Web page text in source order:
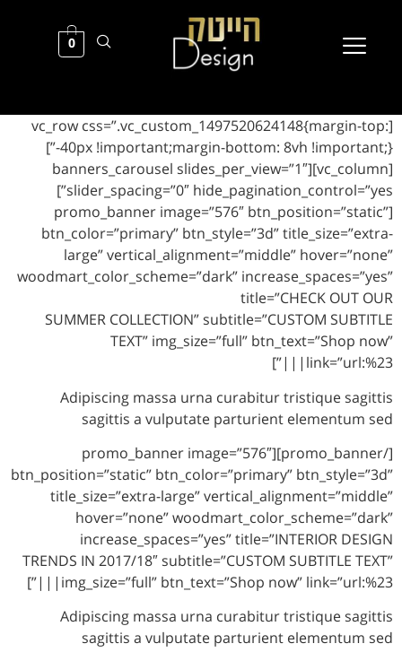
[vc_row
-40px !important;margin-bottom: 8vh !important;}”]
[vc_column][banners_carousel slides_per_view=”1″
slider_spacing=”0″ hide_pagination_control=”yes”]
[promo_banner image=”576″
btn_color=”primary” btn_style=”3d”
large” vertical_alignment=”middle”
woodmart_color_scheme=”dark”
title=”CHECK
SUMMER COLLECTION” subtitle=”CUSTOM
TEXT” img_size=”full”
Adipiscing massa urna curabitur
sagittis a vulputate parturient
[/promo_banner][promo_banner image=”576″
btn_position=”static” btn_color=”primary”
title_size=”extra-large”
hover=”none”
increase_spaces=”yes”
TRENDS IN 2017/18″ subtitle=”CUSTOM
img_size=”full” btn_text=”Shop now”
Adipiscing massa urna curabitur
sagittis a vulputate parturient